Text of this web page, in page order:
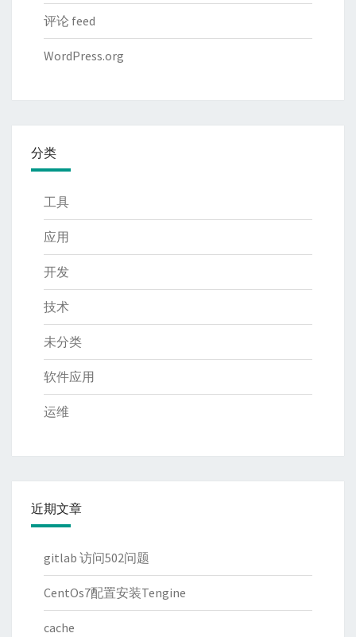
评论 feed
WordPress.org
分类
工具
应用
开发
技术
未分类
软件应用
运维
近期文章
gitlab 访问502问题
CentOs7配置安装Tengine
cache